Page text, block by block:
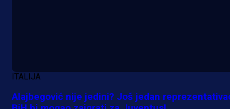
ITALIJA
Alajbegović nije jedini? Još jedan